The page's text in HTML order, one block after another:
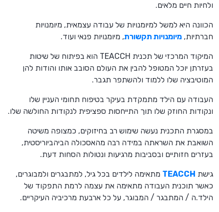
ולחיות חיים מלאים.
הכוונה היא למשל למיומנויות של עבודה עצמאית, מיומנויות
חברתיות, מיומנויות תקשורת, מיומנויות פנאי ועוד.
המיקוד המרכזי של תכנית TEACCH הוא בפיתוח של שיטות
בעזרתן יוכל המטופל להבין את העולם הסובב אותו והודות להן
המוטיבציה שלו ללמוד ולהשתפר תגבר.
העבודה עם הילד מתמקדת בעיקר בטיפוח תחומי העניין שלו
ונקודות החוזק שלו תוך התייחסות ספציפית לנקודות החולשה שלו.
במסגרת התכנית נעשה שימוש רב בחיזוקים, כמצופה משיטה
השואבת את השראתה במידה רבה מהאסכולה הביהביוריסטית,
בעזרים חזותיים ובסביבות מרגיעות ונטולות הסחות דעת.
גישת TEACCH מתאימה לילדים בכל גיל, למתבגרים ולמבוגרים,
כאשר תוכנית העבודה מתאימה את עצמה לרמת התפקוד של
הילד.ה / המתבגר / המבוגר, על כל ארבעת מרכיביה העיקריים.